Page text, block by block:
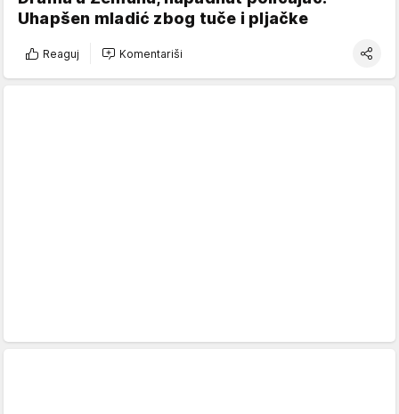
Uhapšen mladić zbog tuče i pljačke
Reaguj Komentariši